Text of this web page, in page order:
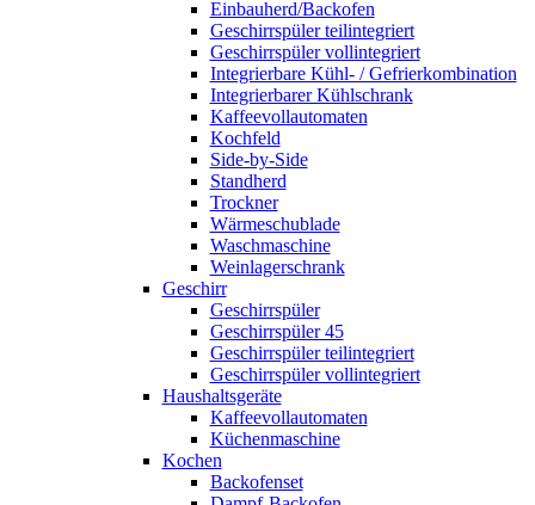
Einbauherd/Backofen
Geschirrspüler teilintegriert
Geschirrspüler vollintegriert
Integrierbare Kühl- / Gefrierkombination
Integrierbarer Kühlschrank
Kaffeevollautomaten
Kochfeld
Side-by-Side
Standherd
Trockner
Wärmeschublade
Waschmaschine
Weinlagerschrank
Geschirr
Geschirrspüler
Geschirrspüler 45
Geschirrspüler teilintegriert
Geschirrspüler vollintegriert
Haushaltsgeräte
Kaffeevollautomaten
Küchenmaschine
Kochen
Backofenset